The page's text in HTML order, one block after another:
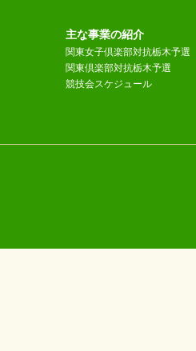
主な事業の紹介
関東女子倶楽部対抗栃木予選
関東倶楽部対抗栃木予選
競技会スケジュール